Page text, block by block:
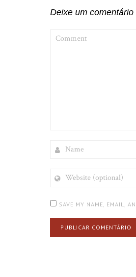
Deixe um comentário
(OPTIONAL)
SAVE MY NAME, EMAIL,